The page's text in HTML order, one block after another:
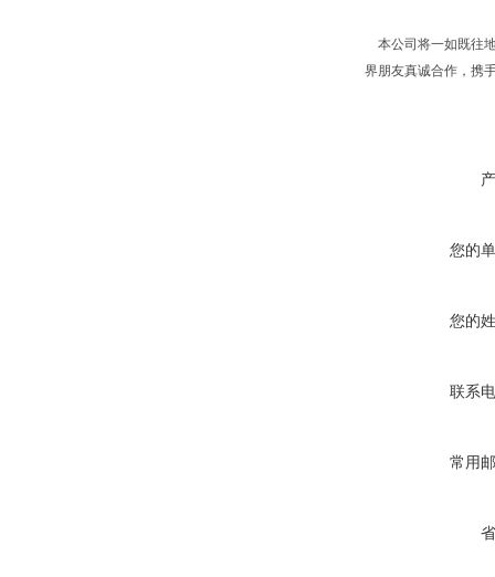
本公司将一如既往
界朋友真诚合作，携
您的
您的
联系
常用